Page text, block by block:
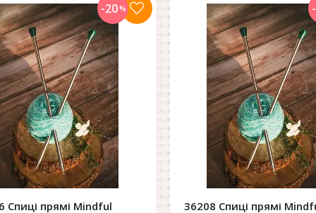
Спиці прямі Mindful
-20%
36208 Спиці прямі